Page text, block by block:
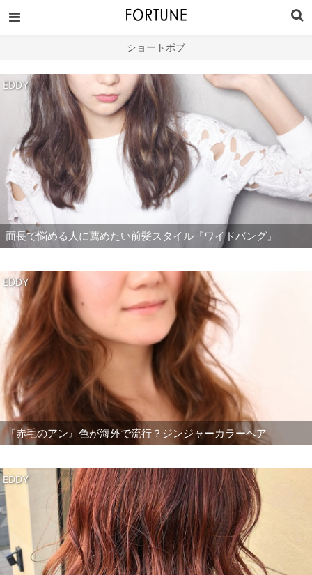
ショートボブ
EDDY
面長で悩める人に薦めたい前髪スタイル『ワイドバング』
EDDY
『赤毛のアン』色が海外で流行？ジンジャーカラーヘア
EDDY